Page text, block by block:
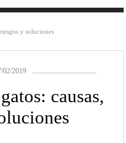
y soluciones
02/2019
causas,